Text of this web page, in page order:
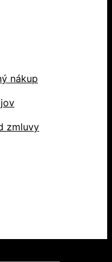
nákup
zmluvy